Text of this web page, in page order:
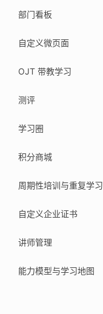
部门看板
自定义微页面
OJT 带教学习
测评
学习圈
积分商城
周期性培训与重复学习
自定义企业证书
讲师管理
能力模型与学习地图